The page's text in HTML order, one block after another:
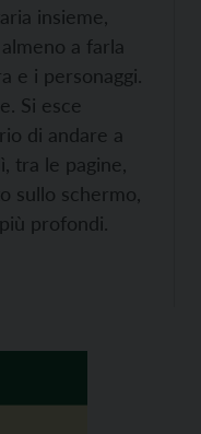
insieme,
a farla
e i personaggi.
Si esce
di andare a
tra le pagine,
sullo schermo,
profondi.